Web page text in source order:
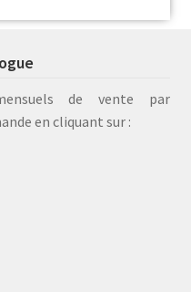
de vente par
en cliquant sur :